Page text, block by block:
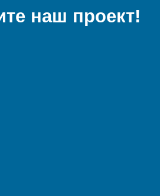
наш проект!